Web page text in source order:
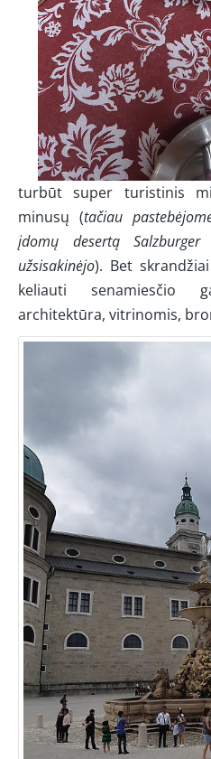
turbūt super turistinis
minusų (tačiau
įdomų desertą
užsisakinėjo). Bet
keliauti senamiesčio
architektūra, vitrinomis,